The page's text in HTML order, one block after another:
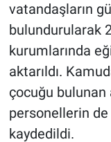
vatandaşların
bulundurularak
kurumlarında
aktarıldı.
çocuğu
personellerin de
kaydedildi.